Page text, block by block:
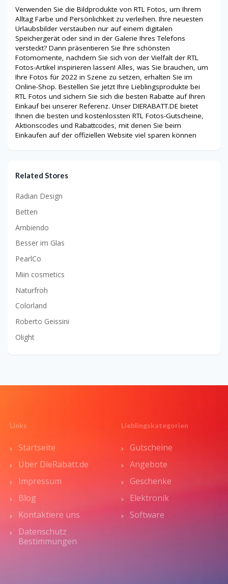
Verwenden Sie die Bildprodukte von RTL Fotos, um Ihrem
Alltag Farbe und Persönlichkeit zu verleihen. Ihre neuesten
Urlaubsbilder verstauben nur auf einem digitalen
Speichergerät oder sind in der Galerie Ihres Telefons
versteckt? Dann präsentieren Sie Ihre schönsten
Fotomomente, nachdem Sie sich von der Vielfalt der RTL
Fotos-Artikel inspirieren lassen! Alles, was Sie brauchen, um
Ihre Fotos für 2022 in Szene zu setzen, erhalten Sie im
Online-Shop. Bestellen Sie jetzt Ihre Lieblingsprodukte bei
RTL Fotos und sichern Sie sich die besten Rabatte auf Ihren
Einkauf bei unserer Referenz. Unser DIERABATT.DE bietet
Ihnen die besten und kostenlossten RTL Fotos-Gutscheine,
Aktionscodes und Rabattcodes, mit denen Sie beim
Einkaufen auf der offiziellen Website viel sparen können
Related Stores
Radian Design
Betten
Ambiendo
Besser im Glas
PearlCo
Miin cosmetics
Naturfroh
Colorland
Roberto Geissini
Olight
Links
Startseite
Über DieRabatt.de
Impressum
Blog
Kontaktiere uns
Datenschutz
Bestimmungen
Lieblingskategorien
Gutscheine
Angebote
Geschenke
Elektronik
Software